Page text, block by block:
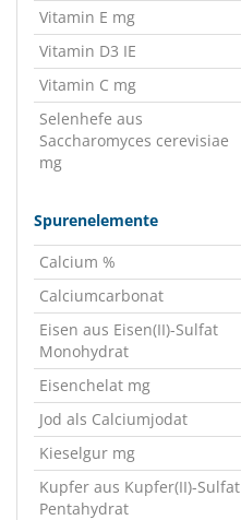
Vitamin E mg
Vitamin D3 IE
Vitamin C mg
Selenhefe aus
Saccharomyces cerevisiae
mg
Spurenelemente
Calcium %
Calciumcarbonat
Eisen aus Eisen(II)-Sulfat
Monohydrat
Eisenchelat mg
Jod als Calciumjodat
Kieselgur mg
Kupfer aus Kupfer(II)-Sulfat
Pentahydrat